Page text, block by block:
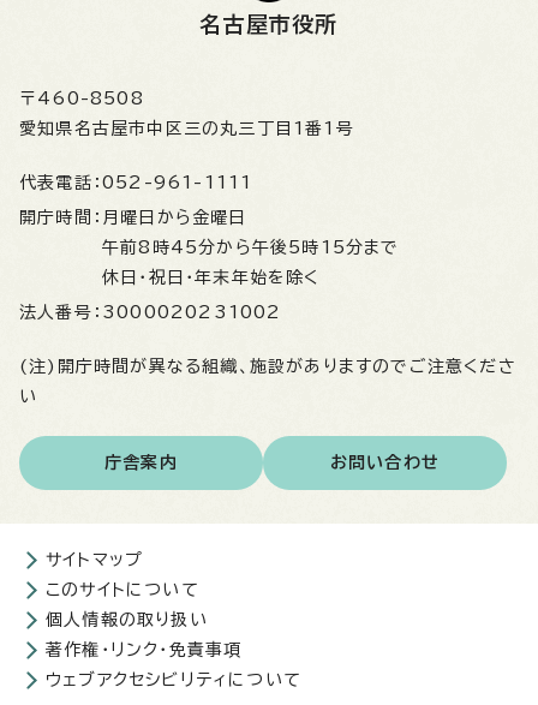
名古屋市役所
〒460-8508
愛知県名古屋市中区三の丸三丁目1番1号
代表電話： 052-961-1111
開庁時間： 月曜日から金曜日
午前8時45分から午後5時15分まで
休日・祝日・年末年始を除く
法人番号： 3000020231002
(注)開庁時間が異なる組織、施設がありますのでご注意くださ
い
庁舎案内 お問い合わせ
サイトマップ
このサイトについて
個人情報の取り扱い
著作権・リンク・免責事項
ウェブアクセシビリティについて